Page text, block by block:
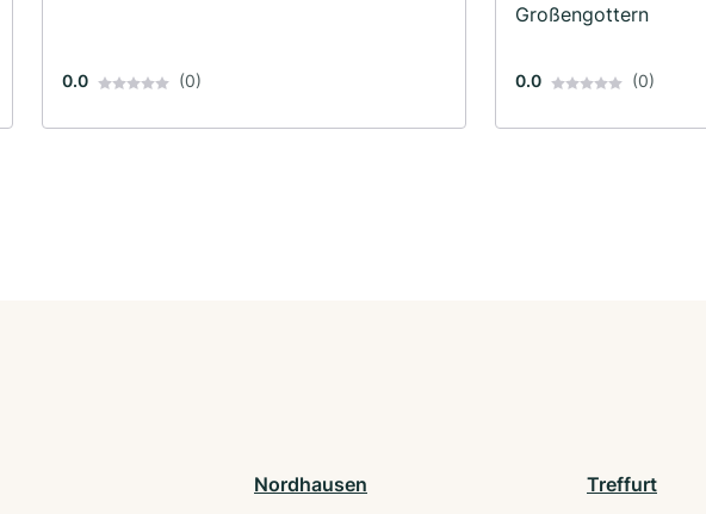
0.0 (0)
Großengottern
0.0 (0)
Nordhausen Treffurt